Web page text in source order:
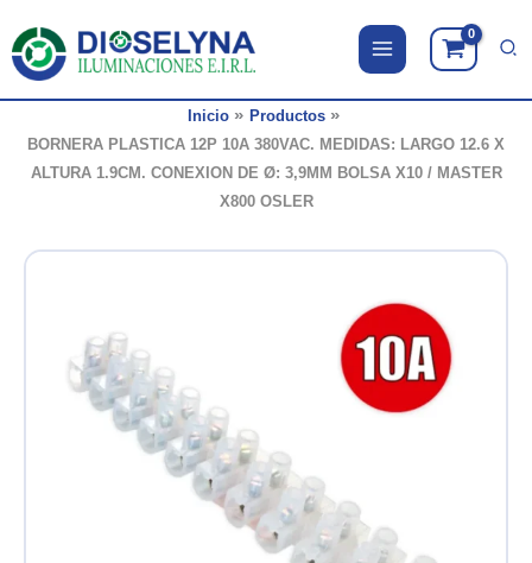
contenido
Inicio
Productos
BORNERA PLASTICA 12P 10A 380VAC. MEDIDAS: LARGO 12.6 X
ALTURA 1.9CM. CONEXION DE Ø: 3,9MM BOLSA X10 / MASTER
X800 OSLER